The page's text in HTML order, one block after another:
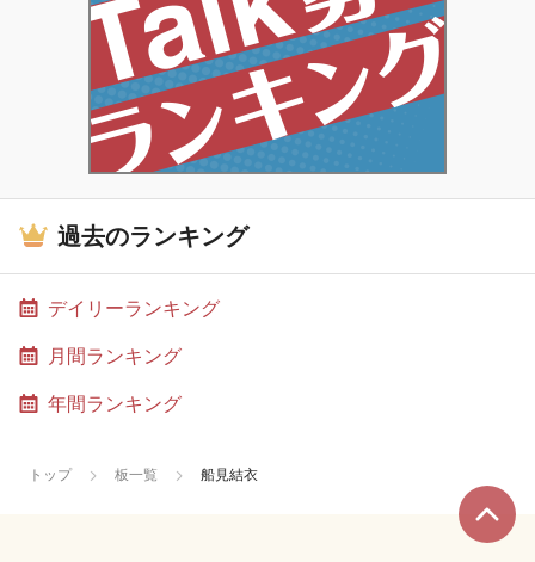
過去のランキング
デイリーランキング
月間ランキング
年間ランキング
トップ 板一覧 船見結衣